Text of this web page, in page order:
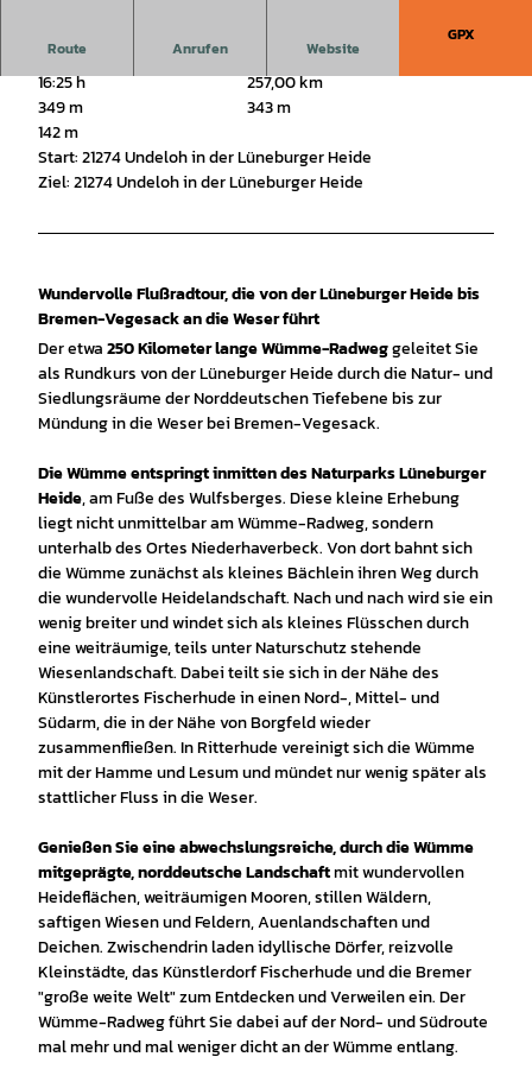
Route Anrufen Website
GPX
16:25 h
257,00 km
349 m
343 m
142 m
Start: 21274 Undeloh in der Lüneburger Heide
Ziel: 21274 Undeloh in der Lüneburger Heide
Wundervolle Flußradtour, die von der Lüneburger Heide bis
Bremen-Vegesack an die Weser führt
Der etwa250 Kilometer lange Wümme-Radweggeleitet Sie
als Rundkurs von der Lüneburger Heide durch die Natur- und
Siedlungsräume der Norddeutschen Tiefebene bis zur
Mündung in die Weser bei Bremen-Vegesack.
Die Wümme entspringt inmitten des Naturparks Lüneburger
Heide, am Fuße des Wulfsberges. Diese kleine Erhebung
liegt nicht unmittelbar am Wümme-Radweg, sondern
unterhalb des Ortes Niederhaverbeck. Von dort bahnt sich
die Wümme zunächst als kleines Bächlein ihren Weg durch
die wundervolle Heidelandschaft. Nach und nach wird sie ein
wenig breiter und windet sich als kleines Flüsschen durch
eine weiträumige, teils unter Naturschutz stehende
Wiesenlandschaft. Dabei teilt sie sich in der Nähe des
Künstlerortes Fischerhude in einen Nord-, Mittel- und
Südarm, die in der Nähe von Borgfeld wieder
zusammenfließen. In Ritterhude vereinigt sich die Wümme
mit der Hamme und Lesum und mündet nur wenig später als
stattlicher Fluss in die Weser.
Genießen Sie eine abwechslungsreiche, durch die Wümme
mitgeprägte, norddeutsche Landschaftmit wundervollen
Heideflächen, weiträumigen Mooren, stillen Wäldern,
saftigen Wiesen und Feldern, Auenlandschaften und
Deichen. Zwischendrin laden idyllische Dörfer, reizvolle
Kleinstädte, das Künstlerdorf Fischerhude und die Bremer
"große weite Welt" zum Entdecken und Verweilen ein. Der
Wümme-Radweg führt Sie dabei auf der Nord- und Südroute
mal mehr und mal weniger dicht an der Wümme entlang.